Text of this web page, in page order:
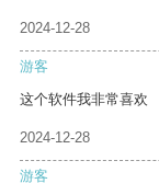
2024-12-28
游客
这个软件我非常喜欢
2024-12-28
游客